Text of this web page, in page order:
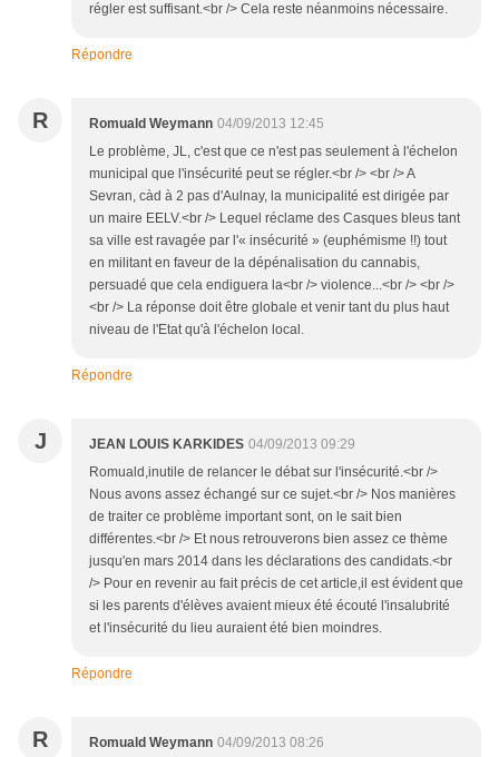
régler est suffisant.<br /> Cela reste néanmoins nécessaire.
Répondre
R Romuald Weymann 04/09/2013 12:45
Le problème, JL, c'est que ce n'est pas seulement à l'échelon
municipal que l'insécurité peut se régler.<br /> <br /> A
Sevran, càd à 2 pas d'Aulnay, la municipalité est dirigée par
un maire EELV.<br /> Lequel réclame des Casques bleus tant
sa ville est ravagée par l'« insécurité » (euphémisme !!) tout
en militant en faveur de la dépénalisation du cannabis,
persuadé que cela endiguera la<br /> violence...<br /> <br />
<br /> La réponse doit être globale et venir tant du plus haut
niveau de l'Etat qu'à l'échelon local.
Répondre
J JEAN LOUIS KARKIDES 04/09/2013 09:29
Romuald,inutile de relancer le débat sur l'insécurité.<br />
Nous avons assez échangé sur ce sujet.<br /> Nos manières
de traiter ce problème important sont, on le sait bien
différentes.<br /> Et nous retrouverons bien assez ce thème
jusqu'en mars 2014 dans les déclarations des candidats.<br
/> Pour en revenir au fait précis de cet article,il est évident que
si les parents d'élèves avaient mieux été écouté l'insalubrité
et l'insécurité du lieu auraient été bien moindres.
Répondre
R Romuald Weymann 04/09/2013 08:26